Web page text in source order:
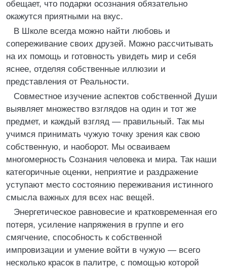
обещает, что подарки осознания обязательно
окажутся приятными на вкус.
В Школе всегда можно найти любовь и
сопереживание своих друзей. Можно рассчитывать
на их помощь и готовность увидеть мир и себя
яснее, отделяя собственные иллюзии и
представления от Реальности.
Совместное изучение аспектов собственной Души
выявляет множество взглядов на один и тот же
предмет, и каждый взгляд — правильный. Так мы
учимся принимать чужую точку зрения как свою
собственную, и наоборот. Мы осваиваем
многомерность Сознания человека и мира. Так наши
категоричные оценки, неприятие и раздражение
уступают место состоянию переживания истинного
смысла важных для всех нас вещей.
Энергетическое равновесие и кратковременная его
потеря, усиление напряжения в группе и его
смягчение, способность к собственной
импровизации и умение войти в чужую — всего
несколько красок в палитре, с помощью которой